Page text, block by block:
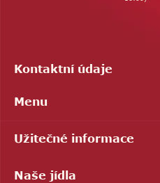
Kontaktní údaje
Menu
Užitečné informace
Naše jídla